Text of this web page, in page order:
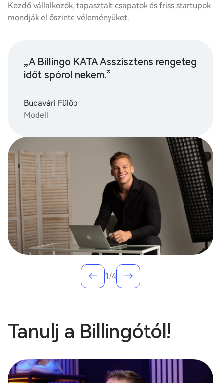
Kezdő vállalkozók, tapasztalt csapatok és friss startupok
mondják el őszinte véleményüket.
„A Billingo KATA Asszisztens rengeteg
időt spórol nekem.”
Budavári Fülöp
Modell
1/4
Tanulj a Billingótól!